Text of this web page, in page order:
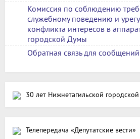
Комиссия по соблюдению
служебному поведению и
конфликта интересов в
городской Думы
Обратная связь для
30 лет Нижнетагильской
Телепередача «Депутатские вести»